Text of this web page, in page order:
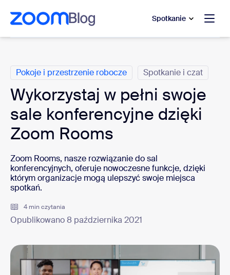
treści głównej
pomocy na czacie
Spotkanie
Pokoje i przestrzenie robocze Spotkanie i czat
Wykorzystaj w pełni swoje
sale konferencyjne dzięki
Zoom Rooms
Zoom Rooms, nasze rozwiązanie do sal
konferencyjnych, oferuje nowoczesne funkcje, dzięki
którym organizacje mogą ulepszyć swoje miejsca
spotkań.
4 min czytania
Opublikowano 8 października 2021